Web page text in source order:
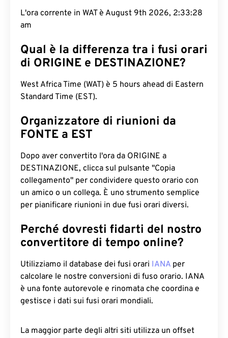
L'ora corrente in WAT è August 9th 2026, 2:33:29
am
Qual è la differenza tra i fusi orari
di ORIGINE e DESTINAZIONE?
West Africa Time (WAT) è 5 hours ahead di Eastern
Standard Time (EST).
Organizzatore di riunioni da
FONTE a EST
Dopo aver convertito l'ora da ORIGINE a
DESTINAZIONE, clicca sul pulsante "Copia
collegamento" per condividere questo orario con
un amico o un collega. È uno strumento semplice
per pianificare riunioni in due fusi orari diversi.
Perché dovresti fidarti del nostro
convertitore di tempo online?
Utilizziamo il database dei fusi orari IANA per
calcolare le nostre conversioni di fuso orario. IANA
è una fonte autorevole e rinomata che coordina e
gestisce i dati sui fusi orari mondiali.
La maggior parte degli altri siti utilizza un offset